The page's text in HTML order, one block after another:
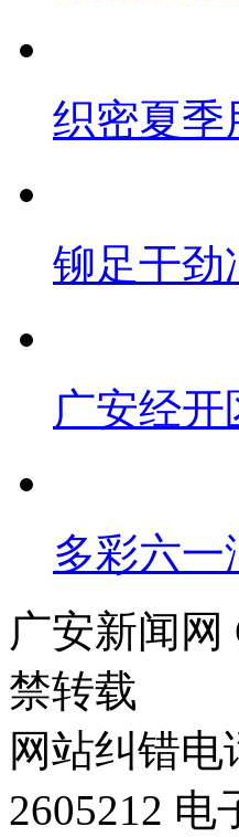
织密夏季
铆足干劲
广安经
多彩六
广安新闻网
禁转载
网站纠错电
2605212 电